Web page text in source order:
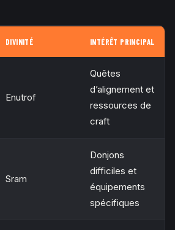
DIVINITÉ INTÉRÊT PRINCIPAL
Enutrof
Quêtes
d’alignement et
ressources de
craft
Sram
Donjons
difficiles et
équipements
spécifiques